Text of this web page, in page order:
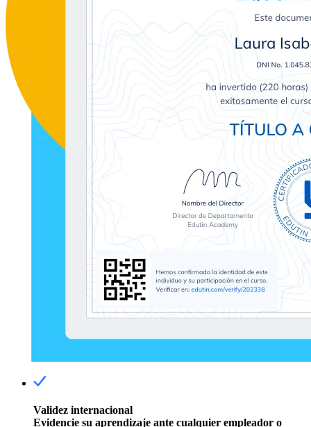
Validez internacional
Evidencie su aprendizaje ante cualquier empleador o